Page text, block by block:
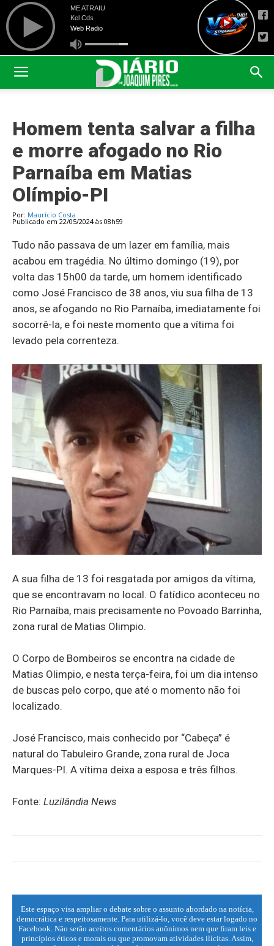
Homem tenta salvar a filha
e morre afogado no Rio
Parnaíba em Matias
Olímpio-PI
Por: Maurício Costa
Publicado em 22/05/2024 às 08h59
Tudo não passava de um lazer em família, mais
acabou em tragédia. No último domingo (19), por
volta das 15h00 da tarde, um homem identificado
como José Francisco de 38 anos, viu sua filha de 13
anos, se afogando no Rio Parnaíba, imediatamente foi
socorrê-la, e foi neste momento que a vítima foi
levado pela correnteza.
A sua filha de 13 foi resgatada por amigos da vítima,
que se encontravam no local. O fatídico aconteceu no
Rio Parnaíba, mais precisamente no Povoado Barrinha,
zona rural de Matias Olimpio.
O Corpo de Bombeiros se encontra na cidade de
Matias Olimpio, e nesta terça-feira, foi um dia intenso
de buscas pelo corpo, que até o momento não foi
localizado.
José Francisco, mais conhecido por “Cabeça” é
natural do Tabuleiro Grande, zona rural de Joca
Marques-PI. A vítima deixa a esposa e três filhos.
Fonte: Luzilândia News
Este espaço visa ampliar o debate sobre o assunto abordado na notícia,
democrática e respeitosamente. Para utilizá-lo, você deve estar logado no
Facebook. Não serão aceitos comentários anônimos nem que firam leis e
princípios éticos e morais ou que promovam atividades ilícitas. Assim,